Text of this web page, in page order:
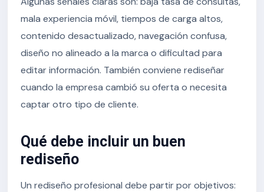
mala experiencia móvil, tiempos de carga altos,
contenido desactualizado, navegación confusa,
diseño no alineado a la marca o dificultad para
editar información. También conviene rediseñar
cuando la empresa cambió su oferta o necesita
captar otro tipo de cliente.
Qué debe incluir un buen
rediseño
Un rediseño profesional debe partir por objetivos: